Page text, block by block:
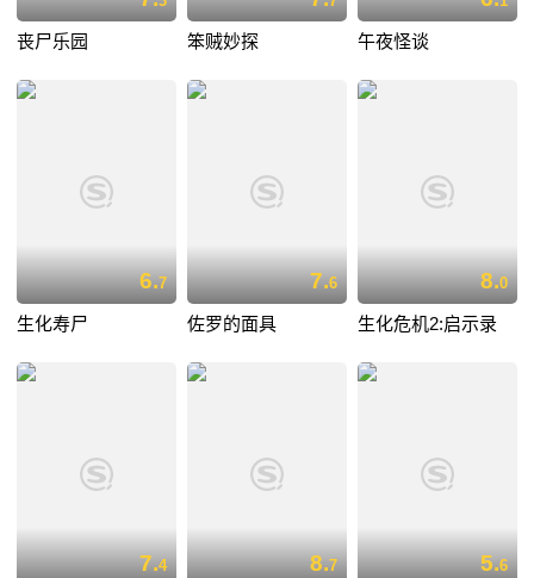
丧尸乐园 笨贼妙探 午夜怪谈
6.7
生化寿尸
7.6
佐罗的面具
8.0
生化危机2:启示录
7.4 8.7 5.6